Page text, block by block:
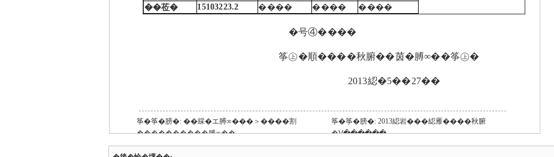
��莅�
15103223.2 ���� ���� ����
�号④����
筝㊤�順����秋腑��茵�膊∞��筝㊤�
2013綛�5��27��
筝�筝�膀�: ��綵�エ膊∞���＞����割
����������膊∞��
筝�筝�膀�: 2013綛岩���綛雁����秋腑
�Ⅴ������